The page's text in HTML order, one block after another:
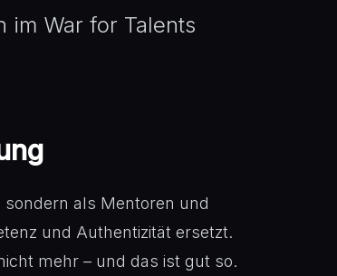
im War for Talents
als Mentoren und
und Authentizität ersetzt.
mehr – und das ist gut so.